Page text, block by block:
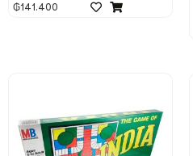
₲141.400